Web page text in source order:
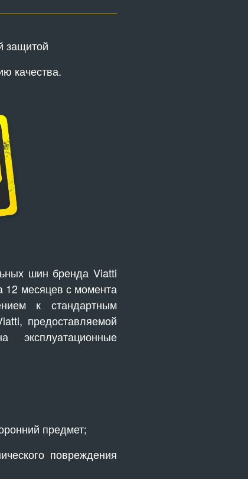
защитой
качества.
шин бренда Viatti
12 месяцев с момента
к стандартным
предоставляемой
эксплуатационные
предмет;
повреждения